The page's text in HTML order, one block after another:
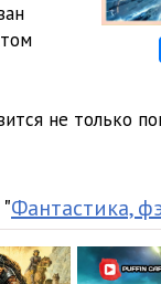
не только
Фантастика,